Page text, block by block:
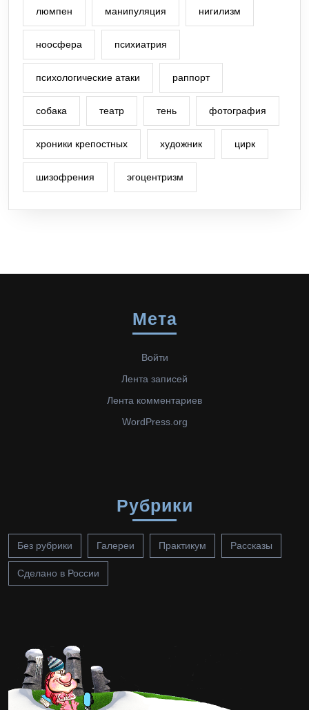
люмпен манипуляция нигилизм
ноосфера психиатрия
психологические атаки раппорт
собака театр тень фотография
хроники крепостных художник цирк
шизофрения эгоцентризм
Мета
Войти
Лента записей
Лента комментариев
WordPress.org
Рубрики
Без рубрики Галереи Практикум Рассказы
Сделано в России